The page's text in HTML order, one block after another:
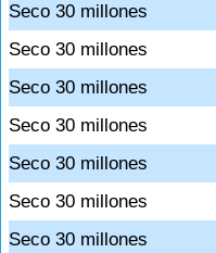
Seco 30 millones
Seco 30 millones
Seco 30 millones
Seco 30 millones
Seco 30 millones
Seco 30 millones
Seco 30 millones